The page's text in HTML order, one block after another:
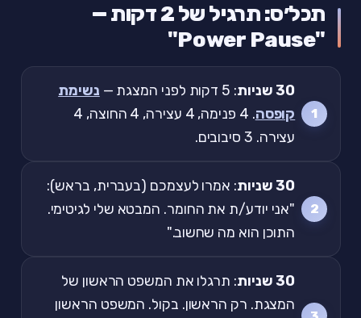
תכל׳ס: תרגיל של 2 דקות —
"Power Pause"
30 שניות : 5 דקות לפני המצגת —
נשימת
קופסה
. 4 פנימה, 4 עצירה, 4 החוצה, 4
עצירה. 3 סיבובים.
30 שניות
: אמרו לעצמכם (בעברית, בראש):
"אני יודע/ת את החומר. המבטא שלי לגיטימי.
התוכן הוא מה שחשוב."
30 שניות
: תרגלו את המשפט הראשון של
המצגת. רק הראשון. בקול. המשפט הראשון